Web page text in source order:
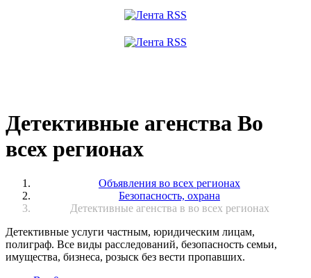
Детективные агенства Во
всех регионах
Объявления во всех регионах
Безопасность, охрана
Детективные агенства в во всех регионах
Детективные услуги частным, юридическим лицам,
полиграф. Все виды расследований, безопасность семьи,
имущества, бизнеса, розыск без вести пропавших.